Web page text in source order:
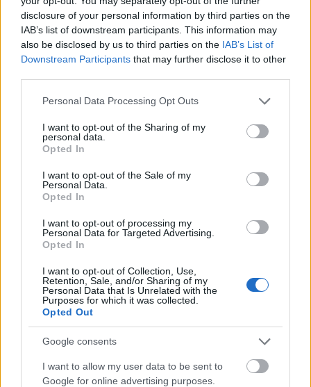
disclosure of your personal information by third parties on the
IAB’s list of downstream participants. This information may
also be disclosed by us to third parties on the IAB’s List of
Downstream Participants that may further disclose it to other
Please note that this website/app uses one or more Google
not limited to your visit or usage behaviour. You may click to
grant or deny consent to Google and its third-party tags to
use your data for below specified purposes in below Google
consent section.
Personal Data Processing Opt Outs
I want to opt-out of the Sharing of my
personal data.
Opted In
I want to opt-out of the Sale of my
Personal Data.
Opted In
I want to opt-out of processing my
Personal Data for Targeted Advertising.
Opted In
I want to opt-out of Collection, Use,
Retention, Sale, and/or Sharing of my
Personal Data that Is Unrelated with the
Purposes for which it was collected.
Opted Out
Google consents
I want to allow my user data to be sent to
Google for online advertising purposes.
Προστασίας…
Ο Δήμαρχος Μάνδρας-Ειδυλλίας Αρμόδιος Δρίκος
στο «Π»: Μπαίνουμε σε εποχή δημιουργίας
ΑΝΑΡΤΗΘΗΚΕ ΑΠΟGMYLONAS 29 ΜΑΡΤΊΟΥ 2024
Στις προτεραιότητες, τους στόχους του αλλά και σε όσα έχει
πετύχει η δημοτική αρχή τους πρώτους μήνες της νέας
δημοτικής…